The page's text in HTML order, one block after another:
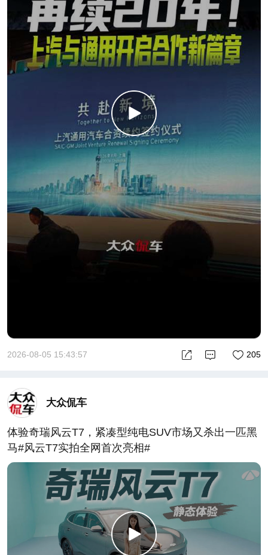
2026-08-05 15:43:57 205
大众侃车
体验奇瑞风云T7，紧凑型纯电SUV市场又杀出一匹黑
马#风云T7实拍全网首次亮相#